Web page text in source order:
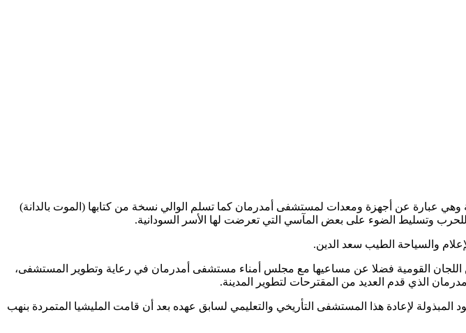
وهي عبارة عن أجهزة ومعدات لمستشفى أمدرمان كما تسلم الوالي نسخة من كتابها (الموت بالدانة)
وتسليط الضوء على بعض المآسي التي تعرضت لها الأسر السودانية.
والسياحة الطيب سعد الدين.
القومية فضلا عن مساعيها مع مجلس أمناء مستشفى أمدرمان في رعاية وتطوير المستشفى،
الذي قدم العديد من المقترحات لتطوير المدينة.
لإعادة هذا المستشفى التأريخي والتعليمي لسابق عهده بعد أن قامت المليشيا المتمردة بنهب